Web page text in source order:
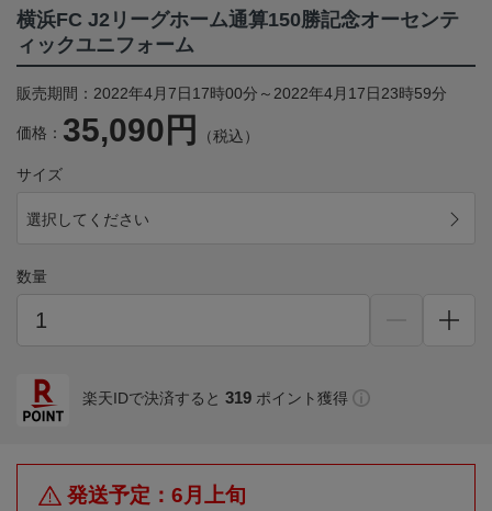
横浜FC J2リーグホーム通算150勝記念オーセンテ
ィックユニフォーム
販売期間：2022年4月7日17時00分～2022年4月17日23時59分
価格： 35,090円 （税込）
サイズ
選択してください
数量
楽天IDで決済すると 319 ポイント獲得
発送予定：6月上旬